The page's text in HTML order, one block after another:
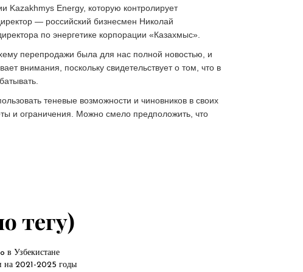
Kazakhmys Energy, которую контролирует
— российский бизнесмен Николай
по энергетике корпорации «Казахмыс».
перепродажи была для нас полной новостью, и
внимания, поскольку свидетельствует о том, что в
теневые возможности и чиновников в своих
и ограничения. Можно смело предположить, что
тегу)
в Узбекистане
на 2021-2025 годы